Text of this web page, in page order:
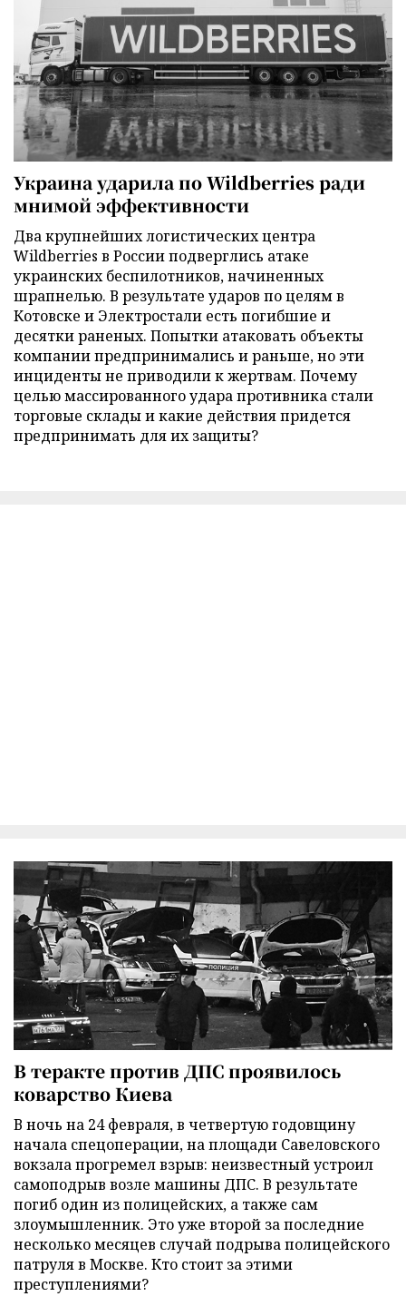
Украина ударила по Wildberries ради
мнимой эффективности
Два крупнейших логистических центра
Wildberries в России подверглись атаке
украинских беспилотников, начиненных
шрапнелью. В результате ударов по целям в
Котовске и Электростали есть погибшие и
десятки раненых. Попытки атаковать объекты
компании предпринимались и раньше, но эти
инциденты не приводили к жертвам. Почему
целью массированного удара противника стали
торговые склады и какие действия придется
предпринимать для их защиты?
В теракте против ДПС проявилось
коварство Киева
В ночь на 24 февраля, в четвертую годовщину
начала спецоперации, на площади Савеловского
вокзала прогремел взрыв: неизвестный устроил
самоподрыв возле машины ДПС. В результате
погиб один из полицейских, а также сам
злоумышленник. Это уже второй за последние
несколько месяцев случай подрыва полицейского
патруля в Москве. Кто стоит за этими
преступлениями?